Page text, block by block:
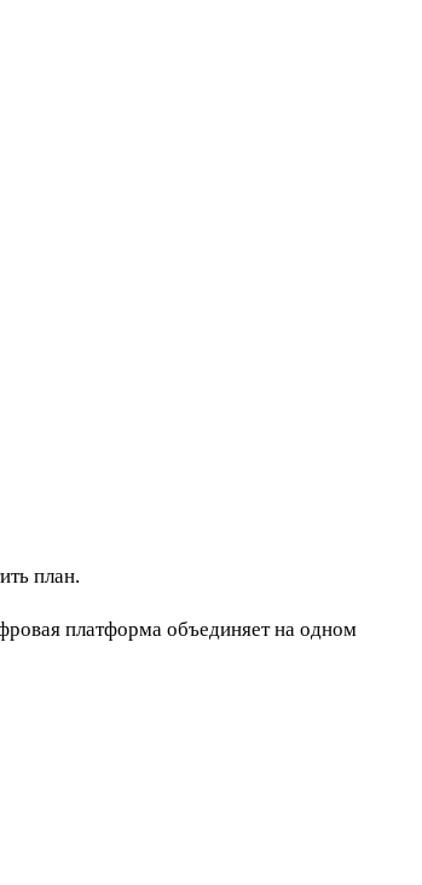
план.
платформа объединяет на одном